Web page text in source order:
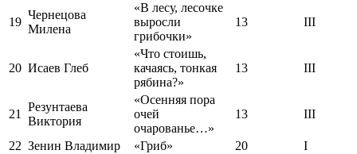
19
Чернецова
Милена
«В лесу, лесочке
выросли
грибочки»
13 III
20 Исаев Глеб
«Что стоишь,
качаясь, тонкая
рябина?»
13 III
21
Резунтаева
Виктория
«Осенняя пора
очей
очарованье…»
13 III
22 Зенин Владимир «Гриб» 20
I